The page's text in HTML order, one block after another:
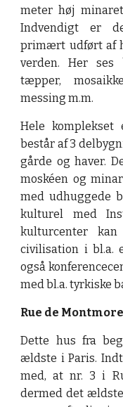
meter høj
Indvendigt er
primært udført af
verden. Her ses
tæpper,
messing m.m.
Hele
består af 3
gårde og haver.
moskéen og
med udhuggede
kulturel med
kulturcenter
civilisation i bl.a.
også
med bl.a. tyrkiske
Rue de
Dette hus fra
ældste i Paris.
med, at nr. 3 i
dermed det